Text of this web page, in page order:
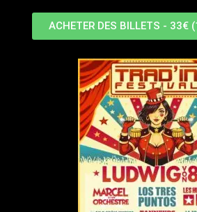
ACHETER DES BILLETS -